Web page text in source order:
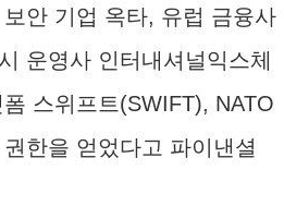
안 기업 옥타, 유럽 금융사
운영사 인터내셔널익스체
스위프트(SWIFT), NATO
한을 얻었다고 파이낸셜